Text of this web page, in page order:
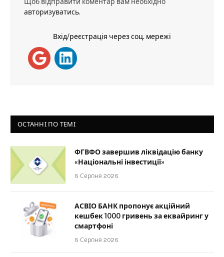
Щоб відправити коментар вам необхідно
авторизуватись.
Вхід/реєстрація через соц. мережі
ОСТАННІ ПО ТЕМІ
ФГВФО завершив ліквідацію банку
«Національні інвестиції»
6 Серпня 2026
АСВІО БАНК пропонує акційний
кешбек 1000 гривень за еквайринг у
смартфоні
6 Серпня 2026